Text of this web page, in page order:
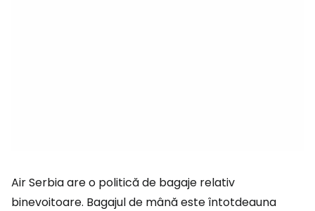
Air Serbia are o politică de bagaje relativ
binevoitoare. Bagajul de mână este întotdeauna